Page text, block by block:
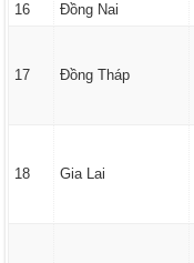
16
Đồng Nai
17 Đồng Tháp
18 Gia Lai